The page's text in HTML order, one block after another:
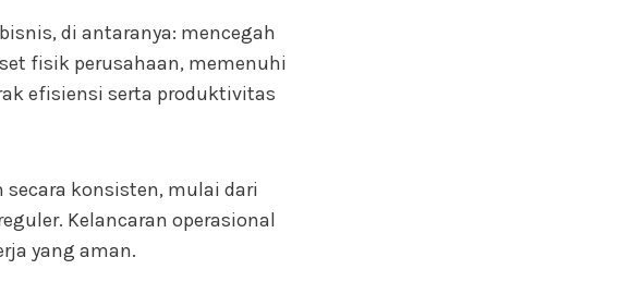
di antaranya: mencegah
fisik perusahaan, memenuhi
efisiensi serta produktivitas
konsisten, mulai dari
Kelancaran operasional
yang aman.